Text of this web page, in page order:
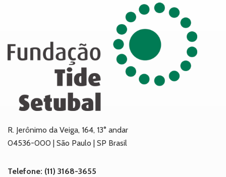
R. Jerônimo da Veiga, 164, 13° andar
04536-000 | São Paulo | SP Brasil
Telefone: (11) 3168-3655